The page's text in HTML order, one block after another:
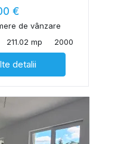
€
de vânzare
211.02 mp 2000
detalii